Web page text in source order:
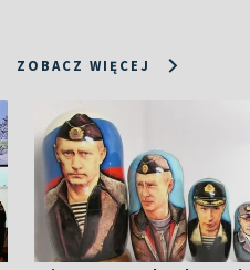
ZOBACZ WIĘCEJ